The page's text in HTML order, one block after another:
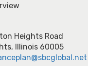
Heights Road
Illinois 60005